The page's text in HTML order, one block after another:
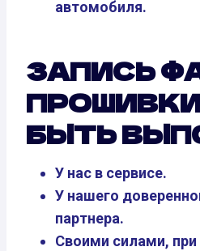
автомобиля.
ЗАПИСЬ
БЫТЬ
У нас в сервисе.
У нашего
партнера.
Своими силами,